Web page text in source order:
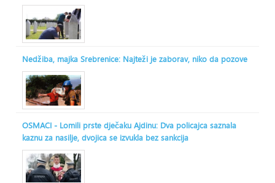
Nedžiba, majka Srebrenice: Najteži je zaborav, niko da pozove
OSMACI - Lomili prste dječaku Ajdinu: Dva policajca saznala
kaznu za nasilje, dvojica se izvukla bez sankcija